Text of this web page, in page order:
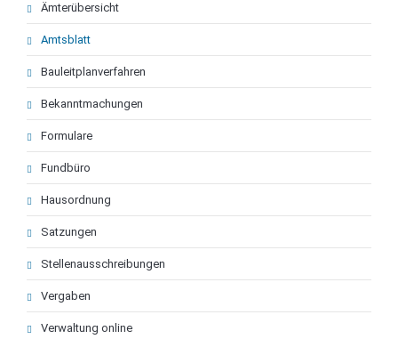
Ämterübersicht
Amtsblatt
Bauleitplanverfahren
Bekanntmachungen
Formulare
Fundbüro
Hausordnung
Satzungen
Stellenausschreibungen
Vergaben
Verwaltung online